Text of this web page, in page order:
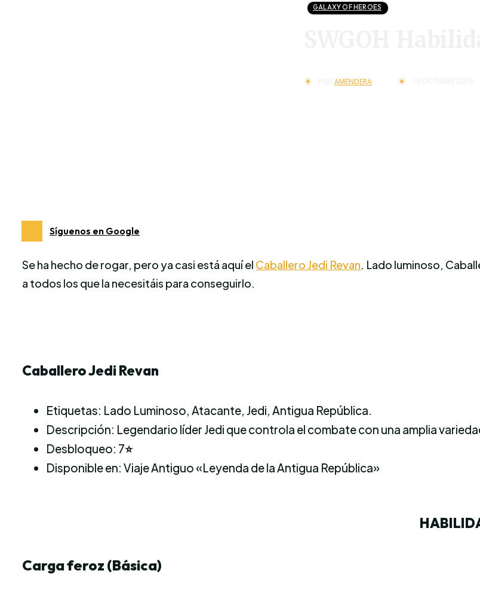
GALAXY OF HEROES
AMENDERA
Síguenos en Google
Se ha hecho de rogar, pero ya casi está aquí el Caballero Jedi Revan. Lado luminoso,
a todos los que la necesitáis para conseguirlo.
Caballero Jedi Revan
Etiquetas: Lado Luminoso, Atacante, Jedi, Antigua República.
Descripción: Legendario líder Jedi que controla el combate con una amplia
Desbloqueo: 7⭐
Disponible en: Viaje Antiguo «Leyenda de la Antigua República»
Carga feroz (Básica)